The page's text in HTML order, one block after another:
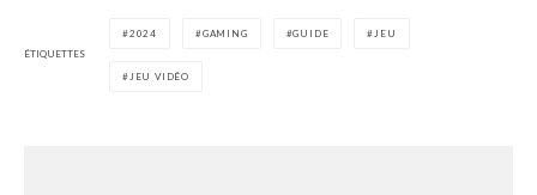
ÉTIQUETTES
2024 GAMING GUIDE JEU
JEU VIDÉO